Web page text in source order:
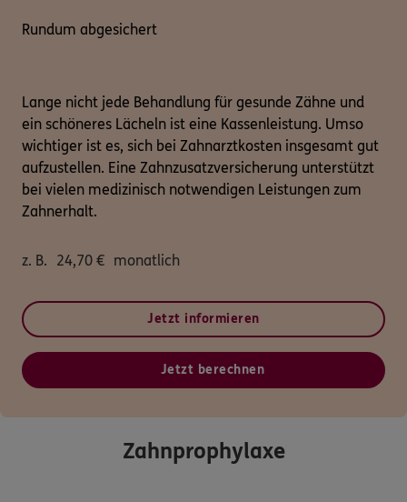
Rundum abgesichert
Lange nicht jede Behandlung für gesunde Zähne und
ein schöneres Lächeln ist eine Kassenleistung. Umso
wichtiger ist es, sich bei Zahnarztkosten insgesamt gut
aufzustellen. Eine Zahnzusatzversicherung unterstützt
bei vielen medizinisch notwendigen Leistungen zum
Zahnerhalt.
z. B. 24,70 € monatlich
Jetzt informieren
Jetzt berechnen
Zahnprophylaxe